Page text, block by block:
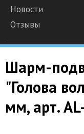
Новости
Отзывы
Шарм-
"Голова
мм, арт.